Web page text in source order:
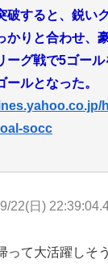
破すると、鋭い
かりと合わせ、
ーグ戦で5ゴール
ールとなった。
socc
22(日)
って大活躍しそう